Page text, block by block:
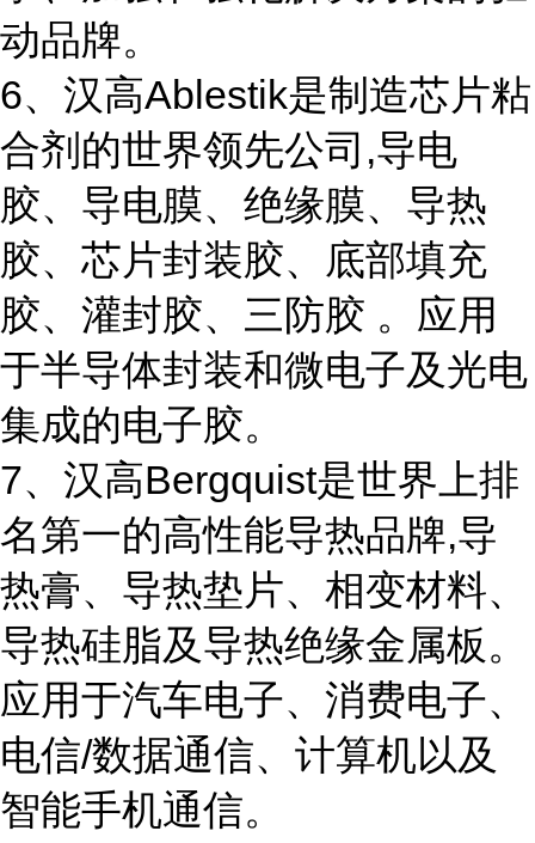
动品牌。
6、汉高Ablestik是制造芯片粘
合剂的世界领先公司,导电
胶、导电膜、绝缘膜、导热
胶、芯片封装胶、底部填充
胶、灌封胶、三防胶 。应用
于半导体封装和微电子及光电
集成的电子胶。
7、汉高Bergquist是世界上排
名第一的高性能导热品牌,导
热膏、导热垫片、相变材料、
导热硅脂及导热绝缘金属板。
应用于汽车电子、消费电子、
电信/数据通信、计算机以及
智能手机通信。